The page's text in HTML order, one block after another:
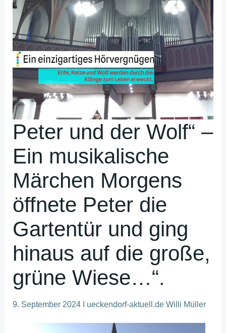
Peter und der Wolf“ –
Ein musikalische
Märchen Morgens
öffnete Peter die
Gartentür und ging
hinaus auf die große,
grüne Wiese…“.
9. September 2024 I ueckendorf-aktuell.de Willi Müller